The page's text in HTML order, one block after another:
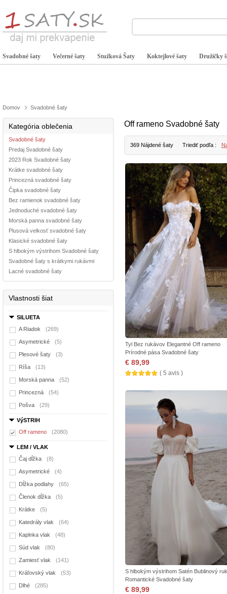
Svadobné šaty Večerné šaty Stužková Šaty Koktejlové šaty Družičky
Domov Svadobné šaty
Kategória oblečenia
Svadobné šaty
Predaj Svadobné šaty
2023 Rok Svadobné šaty
Krátke svadobné šaty
Princezná svadobné šaty
Čipka svadobné šaty
Bez ramienok svadobné šaty
Jednoduché svadobné šaty
Morská panna svadobné šaty
Plusová velkosť svadobné šaty
Klasické svadobné šaty
S hlbokým výstrihom Svadobné šaty
Svadobné šaty s krátkymi rukávmi
Lacné svadobné šaty
Vlastnosti šiat
SILUETA
A Riadok
(269)
Asymetrické (5)
Plesové šaty (3)
Ríša (13)
Morská panna (52)
Princezná (54)
Pošva (29)
VýSTRIH
Off rameno
(2080)
LEM / VLAK
Čaj dĺžka
(8)
Asymetrické (4)
Dĺžka podlahy (65)
Členok dĺžka (5)
Krátke (5)
Katedrály vlak (64)
Kaplnka vlak (48)
Súd vlak (80)
Zamiesť vlak (141)
Kráľovský vlak (53)
Dlhé (285)
Off rameno Svadobné šaty
369 Nájdené šaty Triediť podľa :
Tyl Bez rukávov Elegantné Off rameno
Prírodné pása Svadobné šaty
€ 89,99
( 5 avis )
S hlbokým výstrihom Satén Bublinový
Romantické Svadobné šaty
€ 89,99